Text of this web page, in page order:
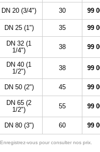
DN 20 (3/4") 30 99
DN 25 (1") 35 99
DN 32 (1
1/4")
38 99
DN 40 (1
1/2")
38 99
DN 50 (2") 45 99
DN 65 (2
1/2")
55 99
DN 80 (3") 60 99
Enregistrez-vous pour consulter nos prix.